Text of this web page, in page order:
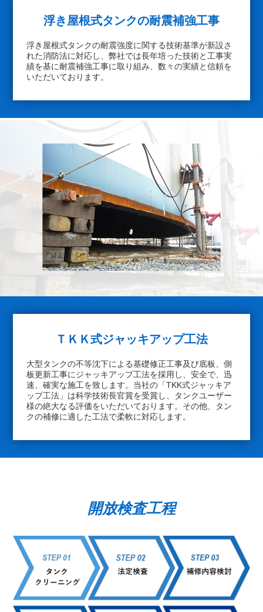
浮き屋根式タンクの耐震補強工事
浮き屋根式タンクの耐震強度に関する技術基準が新設さ
れた消防法に対応し、弊社では長年培った技術と工事実
績を基に耐震補強工事に取り組み、数々の実績と信頼を
いただいております。
ＴＫＫ式ジャッキアップ工法
大型タンクの不等沈下による基礎修正工事及び底板、側
板更新工事にジャッキアップ工法を採用し、安全で、迅
速、確実な施工を致します。当社の「TKK式ジャッキア
ップ工法」は科学技術長官賞を受賞し、タンクユーザー
様の絶大なる評価をいただいております。その他、タン
クの補修に適した工法で柔軟に対応します。
開放検査工程